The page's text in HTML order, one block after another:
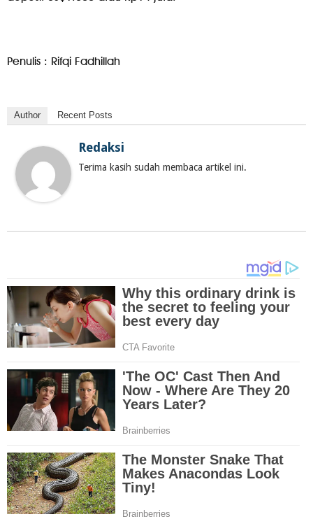
Penulis : Rifqi Fadhillah
Author Recent Posts
Redaksi
Terima kasih sudah membaca artikel ini.